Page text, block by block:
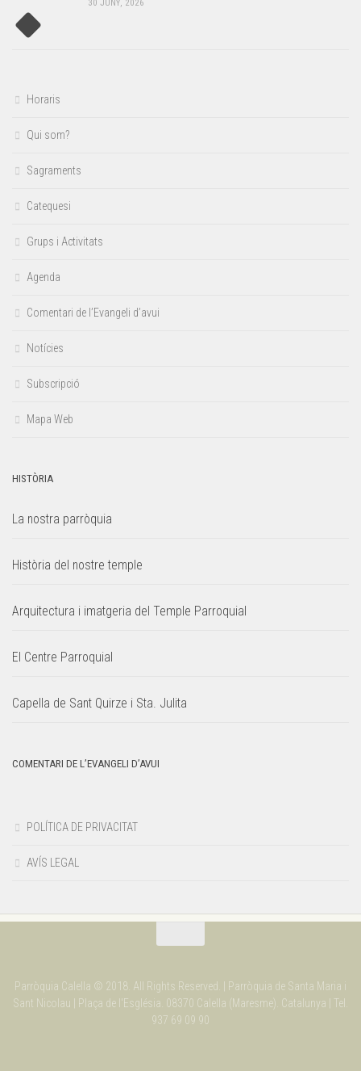
30 JUNY, 2026
Horaris
Qui som?
Sagraments
Catequesi
Grups i Activitats
Agenda
Comentari de l’Evangeli d’avui
Notícies
Subscripció
Mapa Web
HISTÒRIA
La nostra parròquia
Història del nostre temple
Arquitectura i imatgeria del Temple Parroquial
El Centre Parroquial
Capella de Sant Quirze i Sta. Julita
COMENTARI DE L’EVANGELI D’AVUI
POLÍTICA DE PRIVACITAT
AVÍS LEGAL
Parròquia Calella © 2018. All Rights Reserved. | Parròquia de Santa Maria i
Sant Nicolau | Plaça de l'Església. 08370 Calella (Maresme). Catalunya | Tel.
937 69 09 90